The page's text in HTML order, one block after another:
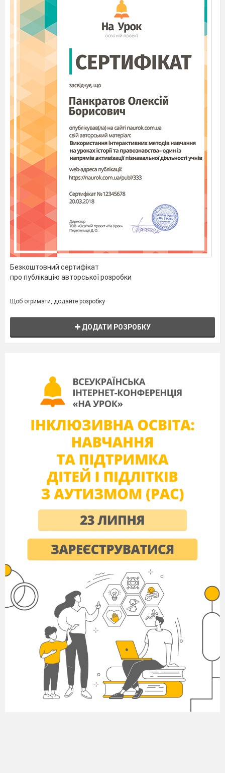
Безкоштовний сертифікат
про публікацію авторської розробки
Щоб отримати, додайте розробку
ДОДАТИ РОЗРОБКУ